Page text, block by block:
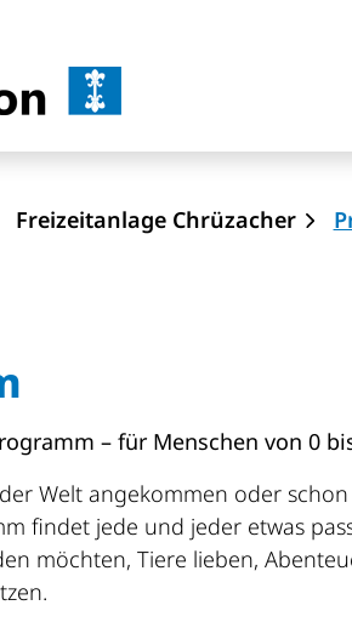
Freizeitanlage Chrüzacher
– für Menschen von 0
Welt angekommen oder
findet jede und jeder etwas
möchten, Tiere lieben,